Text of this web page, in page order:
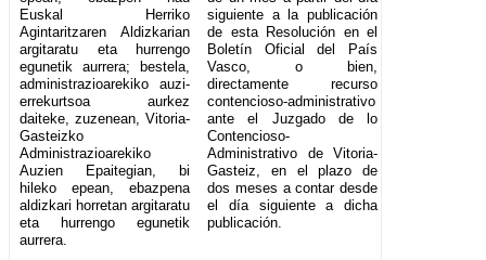
Euskal Herriko
Agintaritzaren Aldizkarian
argitaratu eta hurrengo
egunetik aurrera; bestela,
administrazioarekiko auzi-
errekurtsoa aurkez
daiteke, zuzenean, Vitoria-
Gasteizko
Administrazioarekiko
Auzien Epaitegian, bi
hileko epean, ebazpena
aldizkari horretan argitaratu
eta hurrengo egunetik
aurrera.
siguiente a la publicación
de esta Resolución en el
Boletín Oficial del País
Vasco, o bien,
directamente recurso
contencioso-administrativo
ante el Juzgado de lo
Contencioso-
Administrativo de Vitoria-
Gasteiz, en el plazo de
dos meses a contar desde
el día siguiente a dicha
publicación.